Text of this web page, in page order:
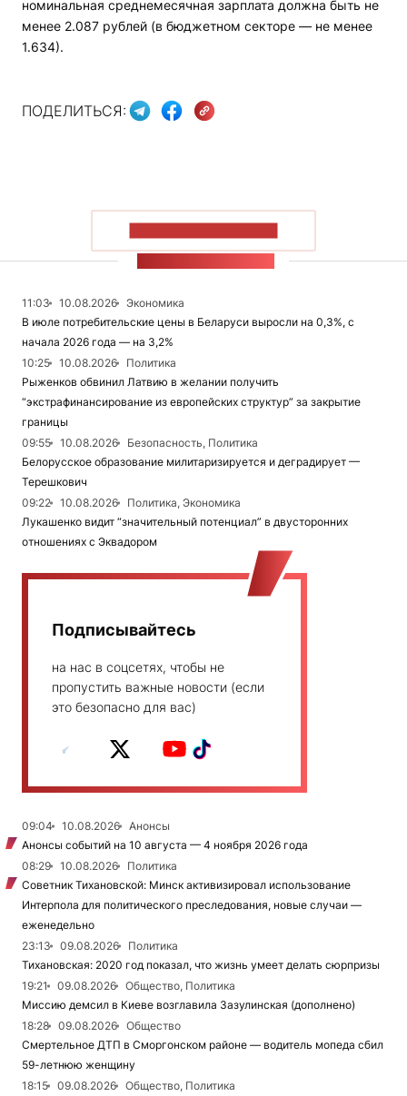
номинальная среднемесячная зарплата должна быть не
менее 2.087 рублей (в бюджетном секторе — не менее
1.634).
ПОДЕЛИТЬСЯ:
11:03 10.08.2026
Экономика
В июле потребительские цены в Беларуси выросли на 0,3%, с
начала 2026 года — на 3,2%
10:25
10.08.2026
Политика
Рыженков обвинил Латвию в желании получить
“экстрафинансирование из европейских структур” за закрытие
границы
09:55
10.08.2026
Безопасность, Политика
Белорусское образование милитаризируется и деградирует —
Терешкович
09:22
10.08.2026
Политика, Экономика
Лукашенко видит “значительный потенциал” в двусторонних
отношениях с Эквадором
Подписывайтесь
на нас в соцсетях, чтобы не
пропустить важные новости (если
это безопасно для вас)
09:04 10.08.2026
Анонсы
Анонсы событий на 10 августа — 4 ноября 2026 года
08:29
10.08.2026
Политика
Советник Тихановской: Минск активизировал использование
Интерпола для политического преследования, новые случаи —
еженедельно
23:13
09.08.2026
Политика
Тихановская: 2020 год показал, что жизнь умеет делать сюрпризы
19:21
09.08.2026
Общество, Политика
Миссию демсил в Киеве возглавила Зазулинская (дополнено)
18:28
09.08.2026
Общество
Смертельное ДТП в Сморгонском районе — водитель мопеда сбил
59-летнюю женщину
18:15
09.08.2026
Общество, Политика